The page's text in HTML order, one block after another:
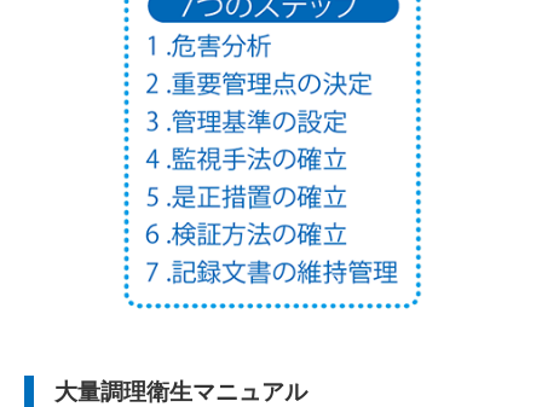
大量調理衛生マニュアル